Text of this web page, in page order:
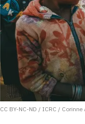
CC BY-NC-ND / ICRC / Corinne